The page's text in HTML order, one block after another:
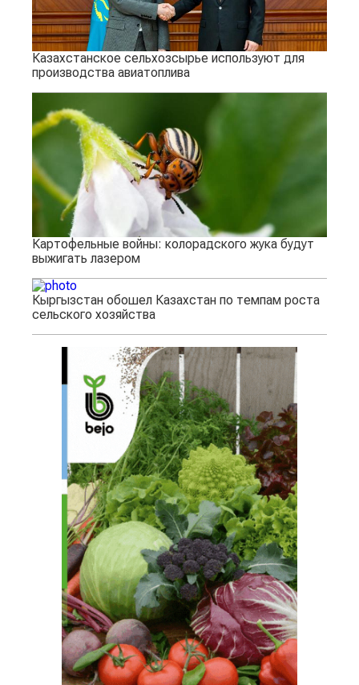
Казахстанское сельхозсырье используют для
производства авиатоплива
Картофельные войны: колорадского жука будут
выжигать лазером
Кыргызстан обошел Казахстан по темпам роста
сельского хозяйства